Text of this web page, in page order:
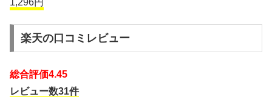
1,296円
楽天の口コミレビュー
総合評価4.45
レビュー数31件